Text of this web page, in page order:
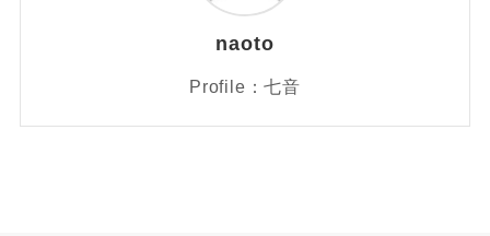
naoto
Profile：七音